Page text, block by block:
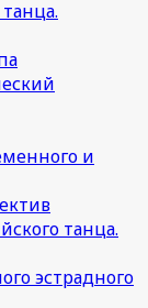
и
танца.
эстрадного